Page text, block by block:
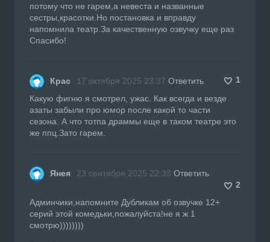
потому что не гарем,а невеста и названные
сестры,красотки.Но постановка и вправду
напомнила театр.За качественную озвучку еще раз
Спасибо!
Крас 17 октября 2025 23:37 Ответить
1
Какую фигню я смотрел, ужас. Как всегда и везде
азаты забыли про юмор после какой то части
сезона. А что тотпа драммы еще в таком театре это
же ппц.Зато гарем.
Янея 23 сентября 2025 22:33 Ответить
2
Админчики,напомните Дубликам об озвучке 12+
серий этой комедьки,пожалуйста!не я ж 1
смотрю))))))))